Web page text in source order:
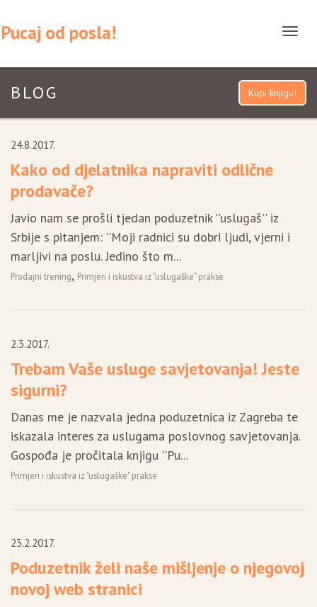
T
g
Pucaj od posla!
BLOG Kupi knjigu!
24.8.2017.
Kako od djelatnika napraviti odlične
prodavače?
Javio nam se prošli tjedan poduzetnik ''uslugaš'' iz
Srbije s pitanjem: ''Moji radnici su dobri ljudi, vjerni i
marljivi na poslu. Jedino što m...
Prodajni trening, Primjeri i iskustva iz "uslugaške" prakse
2.3.2017.
Trebam Vaše usluge savjetovanja! Jeste
sigurni?
Danas me je nazvala jedna poduzetnica iz Zagreba te
iskazala interes za uslugama poslovnog savjetovanja.
Gospođa je pročitala knjigu ''Pu...
Primjeri i iskustva iz "uslugaške" prakse
23.2.2017.
Poduzetnik želi naše mišljenje o njegovoj
novoj web stranici